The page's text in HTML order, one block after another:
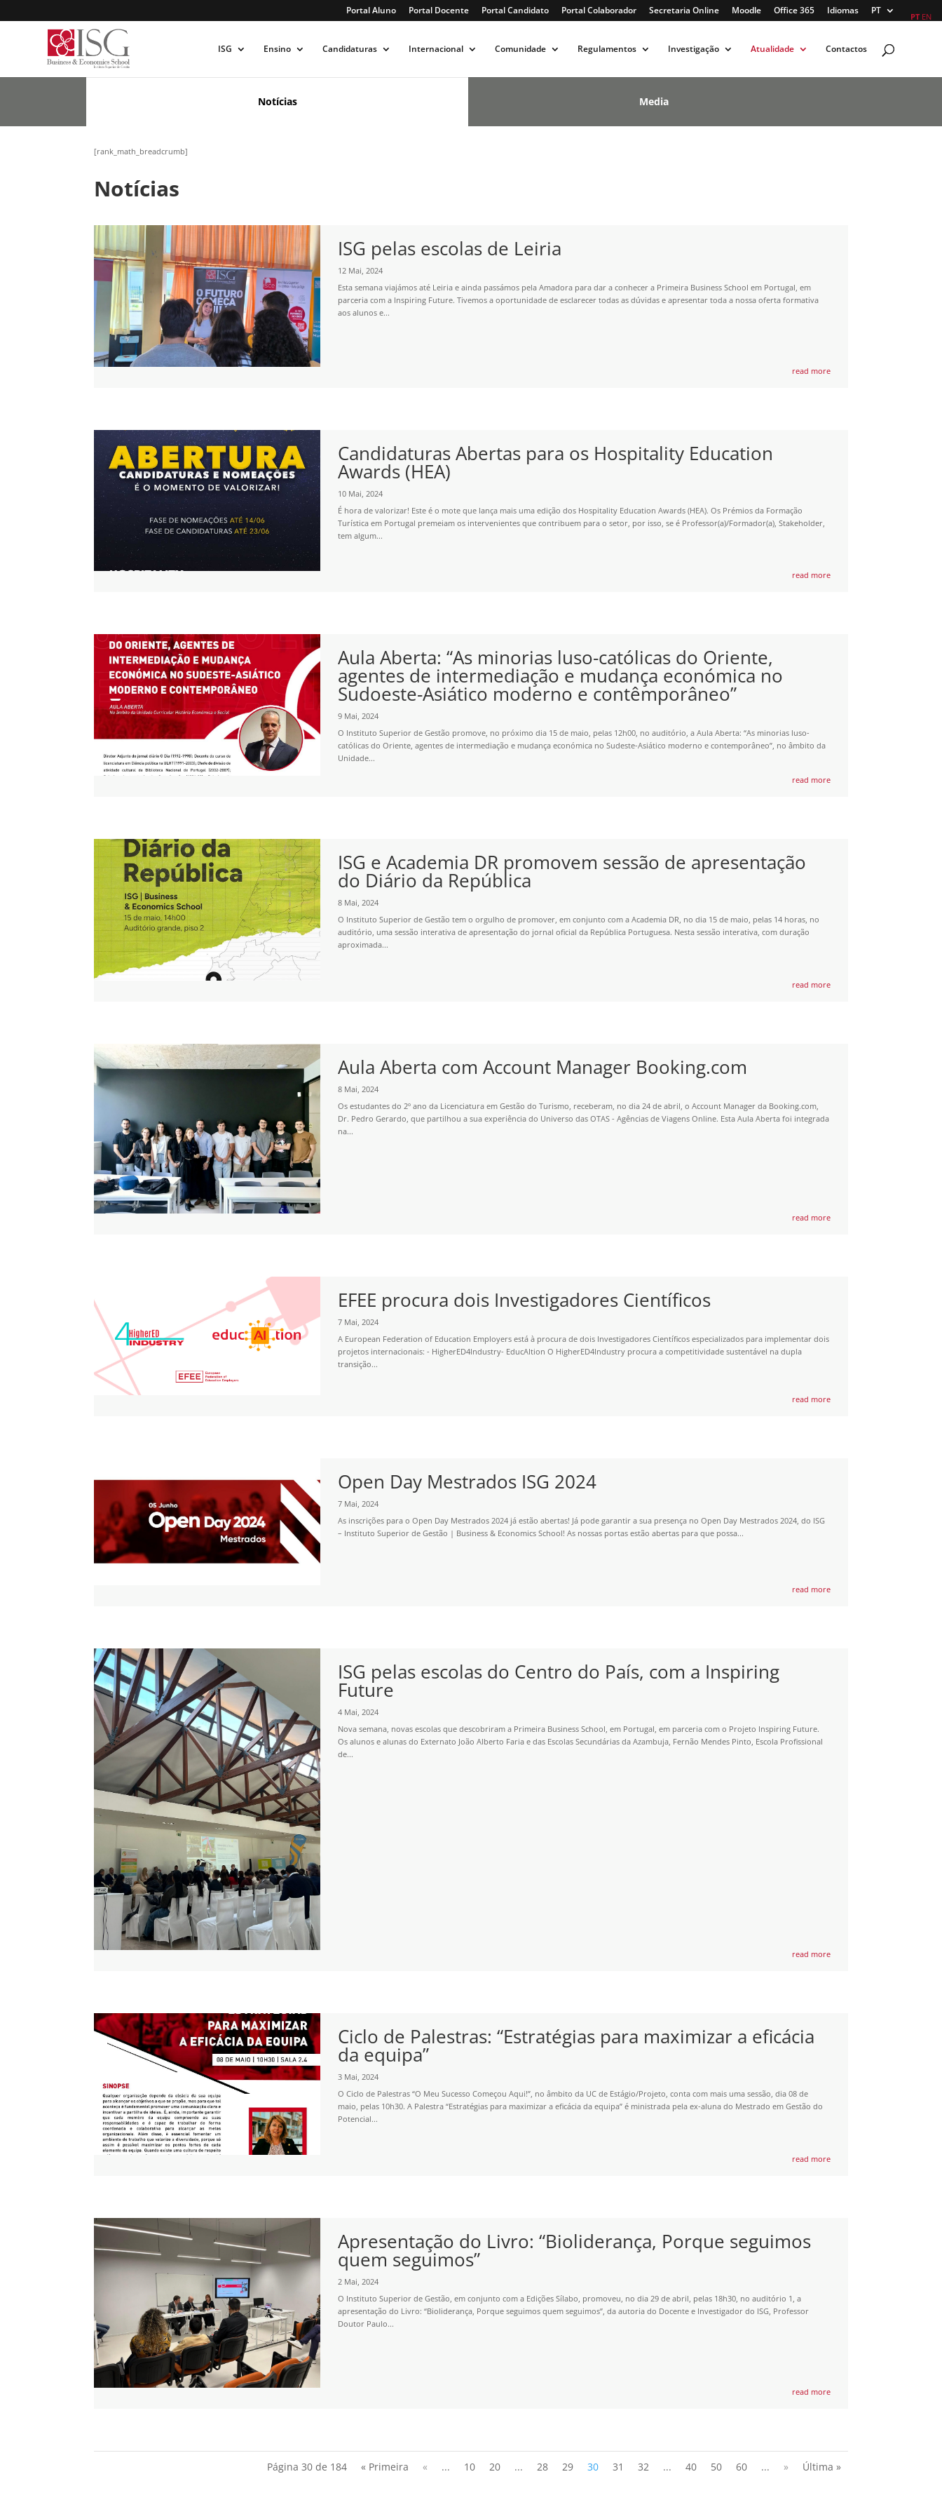
Portal Aluno Portal Docente Portal Candidato Portal Colaborador Secretaria Online Moodle Office 365 Idiomas PT
ISG Ensino Candidaturas Internacional Comunidade Regulamentos Investigação Atualidade Contactos
Notícias Media
[rank_math_breadcrumb]
Notícias
ISG pelas escolas de Leiria
12 Mai, 2024
Esta semana viajámos até Leiria e ainda passámos pela Amadora para dar a conhecer a Primeira Business School em Portugal, em
parceria com a Inspiring Future. Tivemos a oportunidade de esclarecer todas as dúvidas e apresentar toda a nossa oferta formativa
aos alunos e...
read more
Candidaturas Abertas para os Hospitality Education
Awards (HEA)
10 Mai, 2024
É hora de valorizar! Este é o mote que lança mais uma edição dos Hospitality Education Awards (HEA). Os Prémios da Formação
Turística em Portugal premeiam os intervenientes que contribuem para o setor, por isso, se é Professor(a)/Formador(a), Stakeholder,
tem algum...
read more
Aula Aberta: “As minorias luso-católicas do Oriente,
agentes de intermediação e mudança económica no
Sudoeste-Asiático moderno e contêmporâneo”
9 Mai, 2024
O Instituto Superior de Gestão promove, no próximo dia 15 de maio, pelas 12h00, no auditório, a Aula Aberta: “As minorias luso-
católicas do Oriente, agentes de intermediação e mudança económica no Sudeste-Asiático moderno e contemporâneo”, no âmbito da
Unidade...
read more
ISG e Academia DR promovem sessão de apresentação
do Diário da República
8 Mai, 2024
O Instituto Superior de Gestão tem o orgulho de promover, em conjunto com a Academia DR, no dia 15 de maio, pelas 14 horas, no
auditório, uma sessão interativa de apresentação do jornal oficial da República Portuguesa. Nesta sessão interativa, com duração
aproximada...
read more
Aula Aberta com Account Manager Booking.com
8 Mai, 2024
Os estudantes do 2º ano da Licenciatura em Gestão do Turismo, receberam, no dia 24 de abril, o Account Manager da Booking.com,
Dr. Pedro Gerardo, que partilhou a sua experiência do Universo das OTAS - Agências de Viagens Online. Esta Aula Aberta foi integrada
na...
read more
EFEE procura dois Investigadores Científicos
7 Mai, 2024
A European Federation of Education Employers está à procura de dois Investigadores Científicos especializados para implementar dois
projetos internacionais: - HigherED4Industry- EducAItion O HigherED4Industry procura a competitividade sustentável na dupla
transição...
read more
Open Day Mestrados ISG 2024
7 Mai, 2024
As inscrições para o Open Day Mestrados 2024 já estão abertas! Já pode garantir a sua presença no Open Day Mestrados 2024, do ISG
– Instituto Superior de Gestão | Business & Economics School! As nossas portas estão abertas para que possa...
read more
ISG pelas escolas do Centro do País, com a Inspiring
Future
4 Mai, 2024
Nova semana, novas escolas que descobriram a Primeira Business School, em Portugal, em parceria com o Projeto Inspiring Future.
Os alunos e alunas do Externato João Alberto Faria e das Escolas Secundárias da Azambuja, Fernão Mendes Pinto, Escola Profissional
de...
read more
Ciclo de Palestras: “Estratégias para maximizar a eficácia
da equipa”
3 Mai, 2024
O Ciclo de Palestras “O Meu Sucesso Começou Aqui!”, no âmbito da UC de Estágio/Projeto, conta com mais uma sessão, dia 08 de
maio, pelas 10h30. A Palestra “Estratégias para maximizar a eficácia da equipa” é ministrada pela ex-aluna do Mestrado em Gestão do
Potencial...
read more
Apresentação do Livro: “Bioliderança, Porque seguimos
quem seguimos”
2 Mai, 2024
O Instituto Superior de Gestão, em conjunto com a Edições Sílabo, promoveu, no dia 29 de abril, pelas 18h30, no auditório 1, a
apresentação do Livro: “Bioliderança, Porque seguimos quem seguimos”, da autoria do Docente e Investigador do ISG, Professor
Doutor Paulo...
read more
Página 30 de 184 « Primeira « ... 10 20 ... 28 29 30 31 32 ... 40 50 60 ... » Última »
PT EN